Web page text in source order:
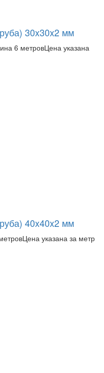
30x30x2 мм
6 метровЦена указана
40x40x2 мм
указана за метр